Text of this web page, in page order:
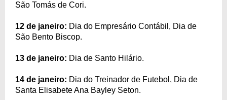
São Tomás de Cori.
12 de janeiro: Dia do Empresário Contábil, Dia de
São Bento Biscop.
13 de janeiro: Dia de Santo Hilário.
14 de janeiro: Dia do Treinador de Futebol, Dia de
Santa Elisabete Ana Bayley Seton.